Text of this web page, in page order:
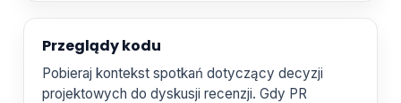
Przeglądy kodu
Pobieraj kontekst spotkań dotyczący decyzji
projektowych do dyskusji recenzji. Gdy PR